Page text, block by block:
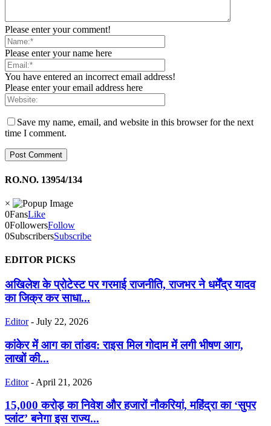
Please enter your comment!
Please enter your name here
You have entered an incorrect email address!
Please enter your email address here
Save my name, email, and website in this browser for the next
time I comment.
RO.NO. 13954/134
×
0FansLike
0FollowersFollow
0SubscribersSubscribe
EDITOR PICKS
अखिलेश के प्रोटेस्ट पर गरमाई राजनीति, राजभर ने धर्मेंद्र यादव
का जिक्र कर साधा...
Editor - July 22, 2026
कांकेर में आग का तांडव: राइस मिल गोदाम में लगी भीषण आग,
लाखों की...
Editor - April 21, 2026
15,000 करोड़ का निवेश और हजारों नौकरियां, महिंद्रा का ‘सुपर
प्लांट’ बनेगा इस राज्य...